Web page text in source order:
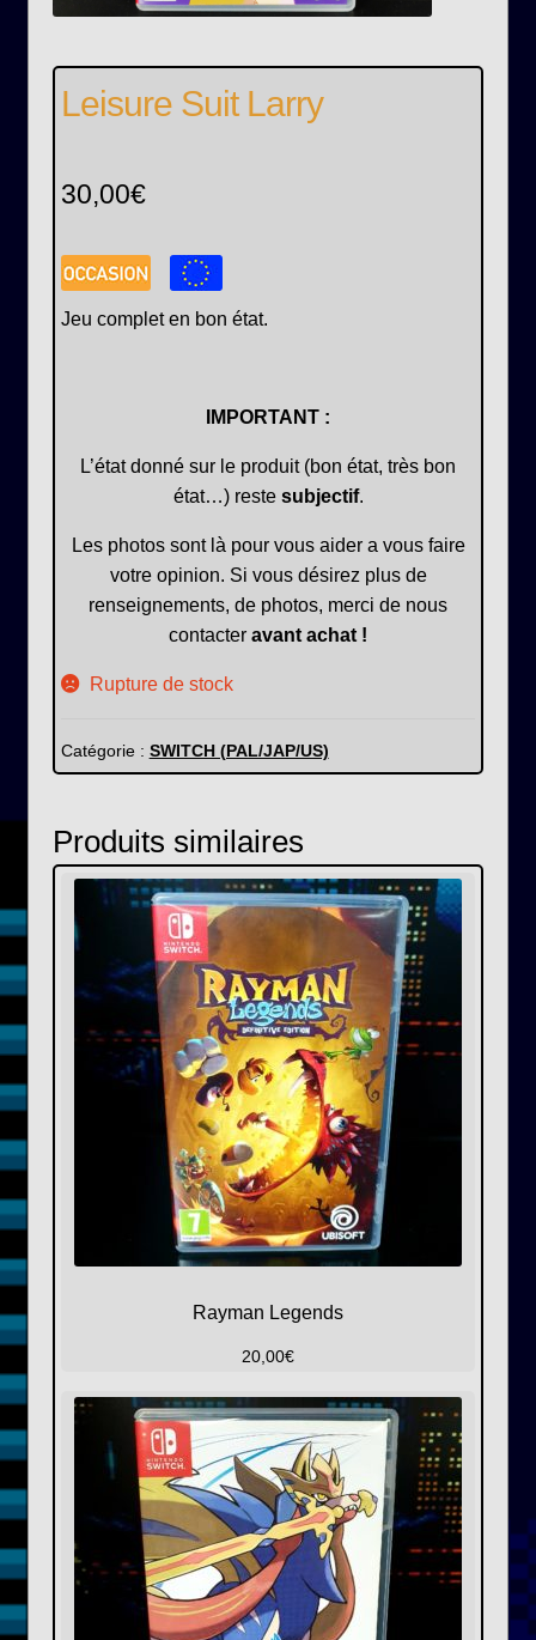
Leisure Suit Larry
30,00€
Jeu complet en bon état.
IMPORTANT :
L’état donné sur le produit (bon état, très bon
état…) reste subjectif.
Les photos sont là pour vous aider a vous faire
votre opinion. Si vous désirez plus de
renseignements, de photos, merci de nous
contacter avant achat !
Rupture de stock
Catégorie : SWITCH (PAL/JAP/US)
Produits similaires
Rayman Legends
20,00€